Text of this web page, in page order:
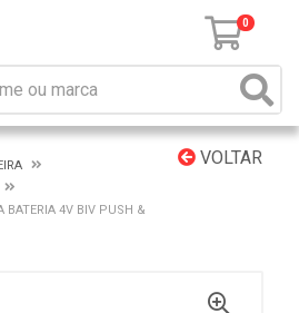
0
VOLTAR
BATERIA 4V BIV PUSH &